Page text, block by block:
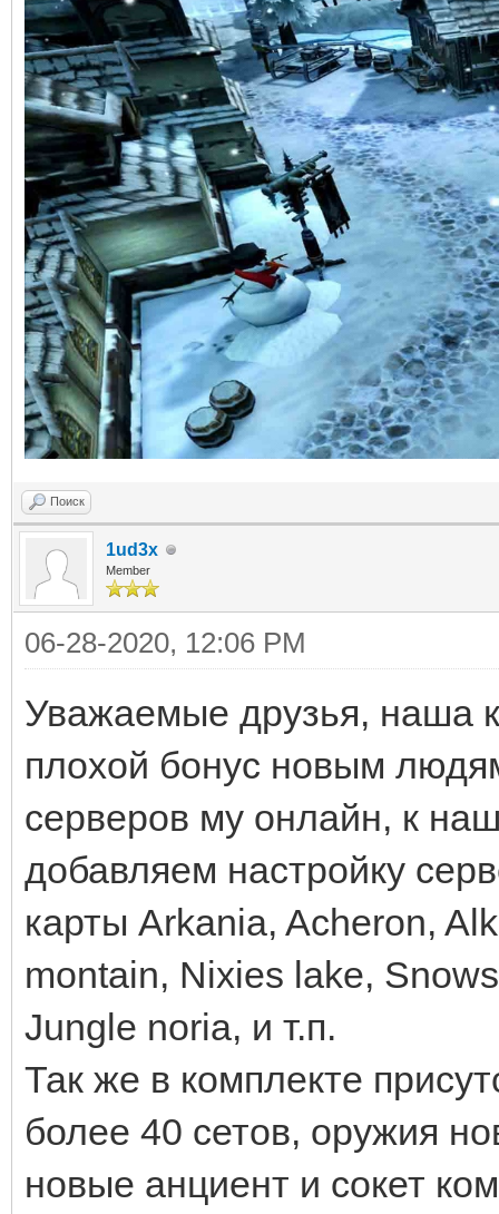
Поиск
1ud3x
Member
06-28-2020, 12:06 PM
Уважаемые друзья, наша
плохой бонус новым
серверов му онлайн, к
добавляем настройку
карты Arkania, Acheron,
montain, Nixies lake,
Jungle noria, и т.п.
Так же в комплекте
более 40 сетов, оружия
новые анциент и сокет